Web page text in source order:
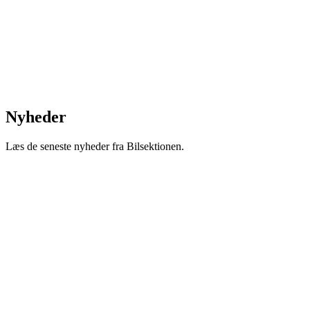
Nyheder
Læs de seneste nyheder fra Bilsektionen.